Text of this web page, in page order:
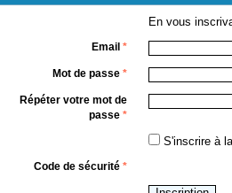
En vous
Email *
Mot de passe *
Répéter votre mot de
passe *
S'inscrire à
Code de sécurité *